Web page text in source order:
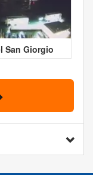
San Giorgio